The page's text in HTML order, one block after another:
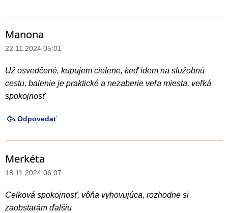
Manona
22.11.2024 05:01
Už osvedčené, kupujem cielene, keď idem na služobnú
cestu, balenie je praktické a nezaberie veľa miesta, veľká
spokojnosť
Odpovedať
Merkéta
18.11.2024 06:07
Celková spokojnosť, vôňa vyhovujúca, rozhodne si
zaobstarám ďalšiu